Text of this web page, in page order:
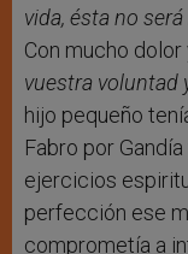
vida, ésta no
Con mucho dolor
vuestra voluntad
hijo pequeño
Fabro por
ejercicios
perfección ese
comprometía a